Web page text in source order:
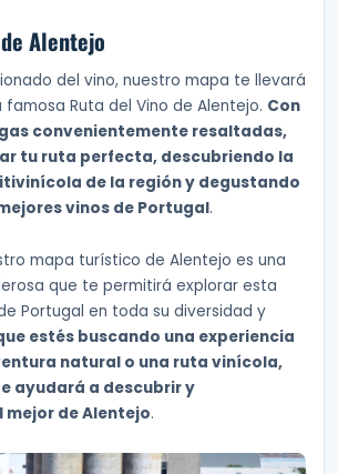
Alentejo
del vino, nuestro mapa te llevará
famosa Ruta del Vino de Alentejo. Con
convenientemente resaltadas,
tu ruta perfecta, descubriendo la
de la región y degustando
vinos de Portugal.
mapa turístico de Alentejo es una
que te permitirá explorar esta
Portugal en toda su diversidad y
estés buscando una experiencia
natural o una ruta vinícola,
ayudará a descubrir y
mejor de Alentejo.